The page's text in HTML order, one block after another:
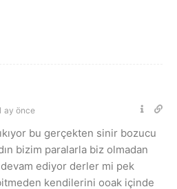
ay önce
bu gerçekten sinir bozucu
bizim paralarla biz olmadan
ediyor derler mi pek
kendilerini ooak içinde